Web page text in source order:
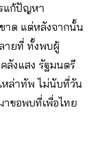
แก้ปัญหา
ด แต่หลังจากนั้น
ายที่ ทั้งพบผู้
ลังแสง รัฐมนตรี
หล่าทัพ ไม่นับที่วัน
ขอพบที่เพื่อไทย